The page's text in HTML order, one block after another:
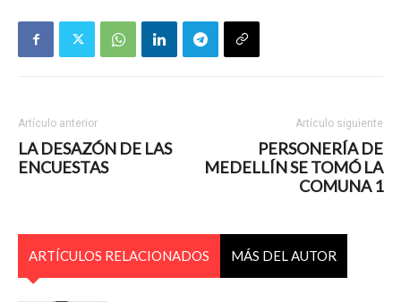
Artículo anterior
LA DESAZÓN DE LAS
ENCUESTAS
Artículo siguiente
PERSONERÍA DE
MEDELLÍN SE TOMÓ LA
COMUNA 1
ARTÍCULOS RELACIONADOS MÁS DEL AUTOR